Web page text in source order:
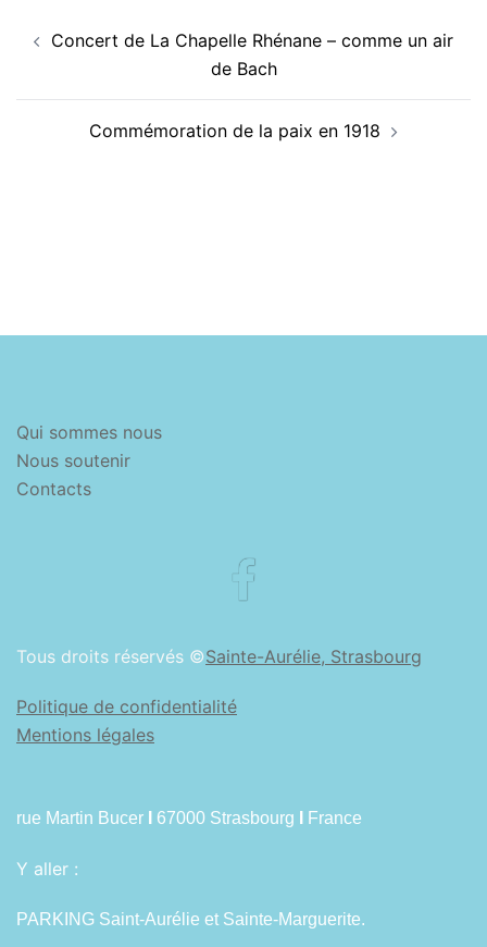
d’article
Concert de La Chapelle Rhénane – comme un air
de Bach
Commémoration de la paix en 1918
Qui sommes nous
Nous soutenir
Contacts
Tous droits réservés ©Sainte-Aurélie, Strasbourg
Politique de confidentialité
Mentions légales
rue Martin Bucer 67000 Strasbourg France
Y aller :
PARKING Saint-Aurélie et Sainte-Marguerite.